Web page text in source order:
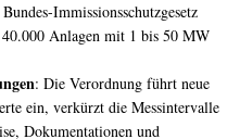
Immissionsschutzgesetz
Anlagen mit 1 bis 50 MW
: Die Verordnung führt neue
ein, verkürzt die Messintervalle
Dokumentationen und